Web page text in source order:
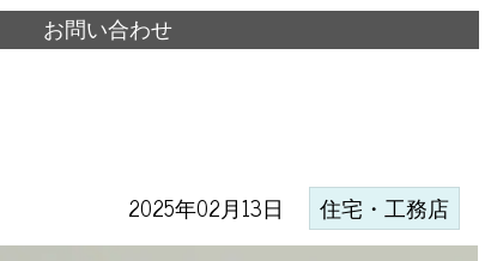
お問い合わせ
2025年02月13日 住宅・工務店